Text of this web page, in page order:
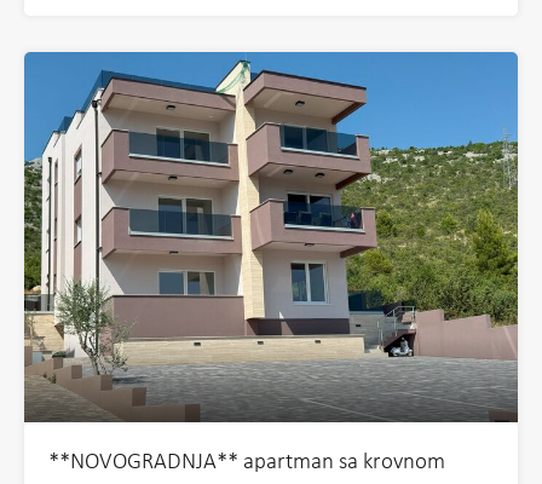
**NOVOGRADNJA** apartman sa krovnom